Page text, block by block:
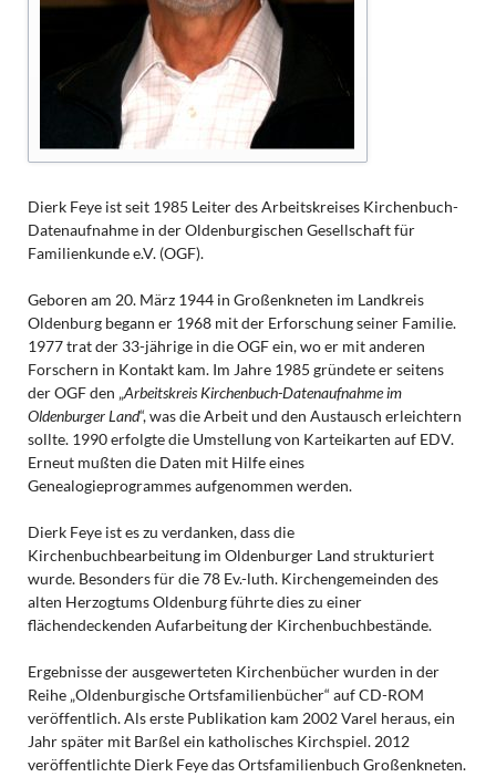
Dierk Feye ist seit 1985 Leiter des Arbeitskreises Kirchenbuch-
Datenaufnahme in der Oldenburgischen Gesellschaft für
Familienkunde e.V. (OGF).
Geboren am 20. März 1944 in Großenkneten im Landkreis
Oldenburg begann er 1968 mit der Erforschung seiner Familie.
1977 trat der 33-jährige in die OGF ein, wo er mit anderen
Forschern in Kontakt kam. Im Jahre 1985 gründete er seitens
der OGF den „Arbeitskreis Kirchenbuch-Datenaufnahme im
Oldenburger Land“, was die Arbeit und den Austausch erleichtern
sollte. 1990 erfolgte die Umstellung von Karteikarten auf EDV.
Erneut mußten die Daten mit Hilfe eines
Genealogieprogrammes aufgenommen werden.
Dierk Feye ist es zu verdanken, dass die
Kirchenbuchbearbeitung im Oldenburger Land strukturiert
wurde. Besonders für die 78 Ev.-luth. Kirchengemeinden des
alten Herzogtums Oldenburg führte dies zu einer
flächendeckenden Aufarbeitung der Kirchenbuchbestände.
Ergebnisse der ausgewerteten Kirchenbücher wurden in der
Reihe „Oldenburgische Ortsfamilienbücher“ auf CD-ROM
veröffentlich. Als erste Publikation kam 2002 Varel heraus, ein
Jahr später mit Barßel ein katholisches Kirchspiel. 2012
veröffentlichte Dierk Feye das Ortsfamilienbuch Großenkneten.